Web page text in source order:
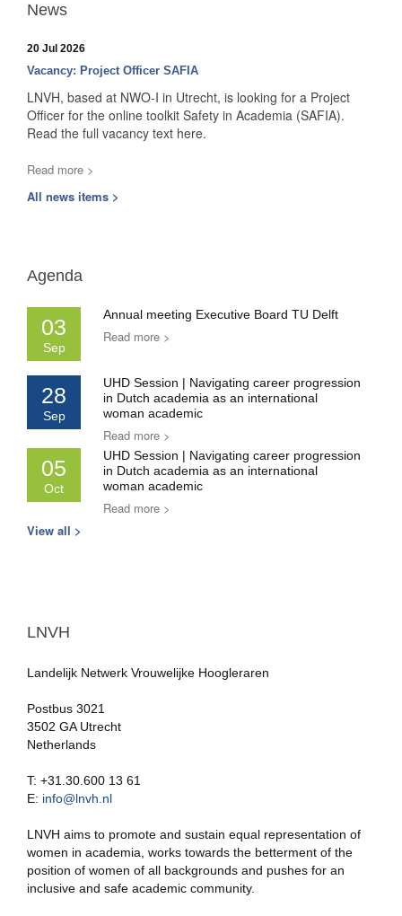
News
20 Jul 2026
Vacancy: Project Officer SAFIA
LNVH, based at NWO-I in Utrecht, is looking for a Project
Officer for the online toolkit Safety in Academia (SAFIA).
Read the full vacancy text here.
Read more >
All news items >
Agenda
03
Sep
Annual meeting Executive Board TU Delft
Read more >
28
Sep
UHD Session | Navigating career progression
in Dutch academia as an international
woman academic
Read more >
05
Oct
UHD Session | Navigating career progression
in Dutch academia as an international
woman academic
Read more >
View all >
LNVH
Landelijk Netwerk Vrouwelijke Hoogleraren
Postbus 3021
3502 GA Utrecht
Netherlands
T: +31.30.600 13 61
E: info@lnvh.nl
LNVH aims to promote and sustain equal representation of
women in academia, works towards the betterment of the
position of women of all backgrounds and pushes for an
inclusive and safe academic community.